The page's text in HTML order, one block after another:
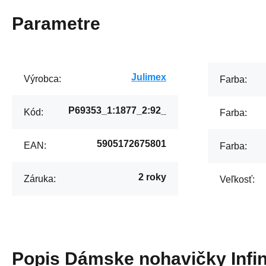
Parametre
Výrobca: Julimex
Kód: P69353_1:1877_2:92_
EAN: 5905172675801
Záruka: 2 roky
Farba:
Farba:
Farba:
Veľkosť:
Popis Dámske nohavičky